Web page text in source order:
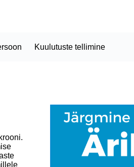
Kuulutuste tellimine